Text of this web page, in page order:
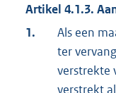
Artikel 4.1.3.
1.
Als een
ter
verstrekte
verstrekt